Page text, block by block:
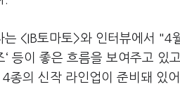
는 <IB토마토>와 인터뷰에서 "4
‘ 등이 좋은 흐름을 보여주고
4종의 신작 라인업이 준비돼 있